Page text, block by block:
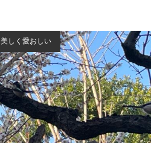
美しく愛おしい